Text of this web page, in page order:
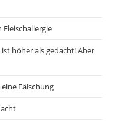
höher als gedacht! Aber
Fälschung